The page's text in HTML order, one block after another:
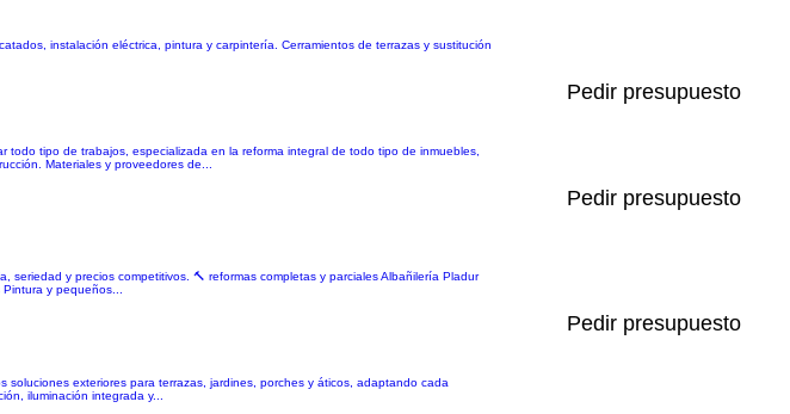
instalación eléctrica, pintura y carpintería. Cerramientos de terrazas y sustitución
tipo de trabajos, especializada en la reforma integral de todo tipo de inmuebles,
Materiales y proveedores de...
Pedir presupuesto
y precios competitivos. 🔨 reformas completas y parciales Albañilería Pladur
y pequeños...
Pedir presupuesto
exteriores para terrazas, jardines, porches y áticos, adaptando cada
iluminación integrada y...
Pedir presupuesto